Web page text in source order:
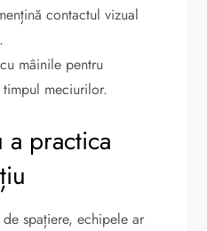
contactul vizual
mâinile pentru
meciurilor.
a practica
spațiere, echipele ar